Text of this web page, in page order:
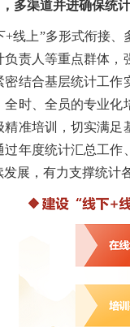
多渠道并进确保统
+线上”多形式衔接
责人等重点群体
结合基层统计工
全时、全员的专业
准培训，切实满
年度统计汇总工
展，有力支撑统计